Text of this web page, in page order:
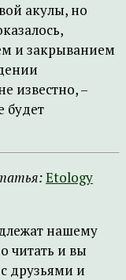
акулы, но
и закрыванием
известно, –
будет
Etology
нашему
читать и вы
друзьями и